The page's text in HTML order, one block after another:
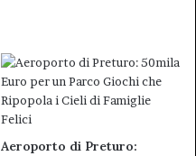
Aeroporto di Preturo: